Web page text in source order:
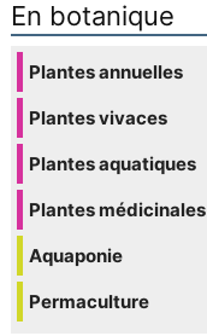
En botanique
Plantes annuelles
Plantes vivaces
Plantes aquatiques
Plantes médicinales
Aquaponie
Permaculture